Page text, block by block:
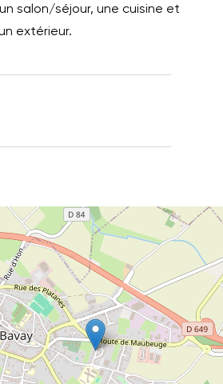
salon/séjour, une cuisine et
extérieur.